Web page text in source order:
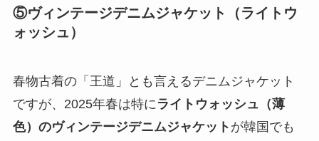
⑤ヴィンテージデニムジャケット（ライトウ
ォッシュ）
春物古着の「王道」とも言えるデニムジャケット
ですが、2025年春は特にライトウォッシュ（薄
色）のヴィンテージデニムジャケット が韓国でも